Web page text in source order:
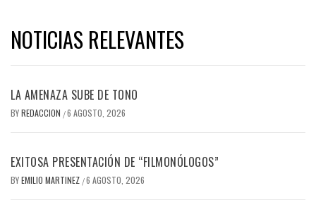
NOTICIAS RELEVANTES
LA AMENAZA SUBE DE TONO
BYREDACCION /6 AGOSTO, 2026
EXITOSA PRESENTACIÓN DE “FILMONÓLOGOS”
BYEMILIO MARTINEZ /6 AGOSTO, 2026